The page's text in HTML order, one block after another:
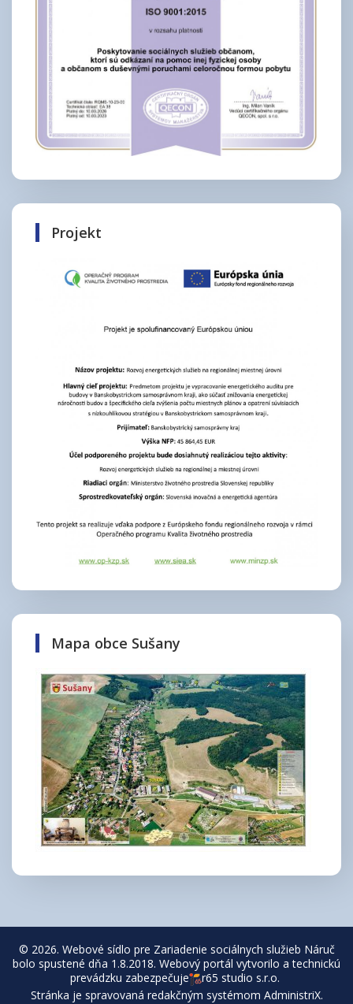
Projekt
Mapa obce Sušany
© 2026. Webové sídlo pre Zariadenie sociálnych služieb Náruč
bolo spustené dňa 1.8.2018. Webový portál vytvorilo a technickú
prevádzku zabezpečuje
r65 studio s.r.o.
Stránka je spravovaná redakčným systémom AdministriX.